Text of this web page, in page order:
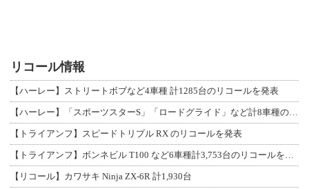
リコール情報
【ハーレー】ストリートボブなど4車種 計1285台のリコールを発表
【ハーレー】「スポーツスターS」「ロードグライド」など計8車種のリコールを発表
【トライアンフ】スピードトリプル RX のリコールを発表
【トライアンフ】ボンネビル T100 など6車種計3,753台のリコールを発表
【リコール】カワサキ Ninja ZX-6R 計1,930台